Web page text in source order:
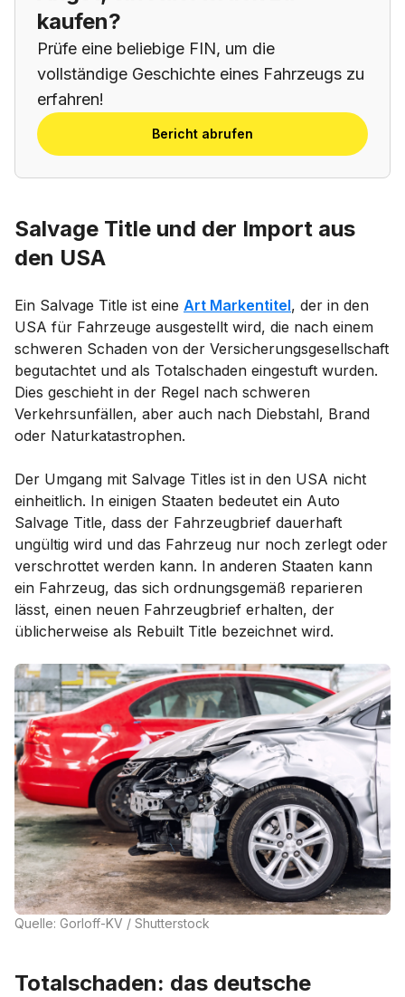
kaufen?
Prüfe eine beliebige FIN, um die
vollständige Geschichte eines Fahrzeugs zu
erfahren!
Bericht abrufen
Salvage Title und der Import aus
den USA
Ein Salvage Title ist eine Art Markentitel, der in den
USA für Fahrzeuge ausgestellt wird, die nach einem
schweren Schaden von der Versicherungsgesellschaft
begutachtet und als Totalschaden eingestuft wurden.
Dies geschieht in der Regel nach schweren
Verkehrsunfällen, aber auch nach Diebstahl, Brand
oder Naturkatastrophen.
Der Umgang mit Salvage Titles ist in den USA nicht
einheitlich. In einigen Staaten bedeutet ein Auto
Salvage Title, dass der Fahrzeugbrief dauerhaft
ungültig wird und das Fahrzeug nur noch zerlegt oder
verschrottet werden kann. In anderen Staaten kann
ein Fahrzeug, das sich ordnungsgemäß reparieren
lässt, einen neuen Fahrzeugbrief erhalten, der
üblicherweise als Rebuilt Title bezeichnet wird.
Quelle: Gorloff-KV / Shutterstock
Totalschaden: das deutsche